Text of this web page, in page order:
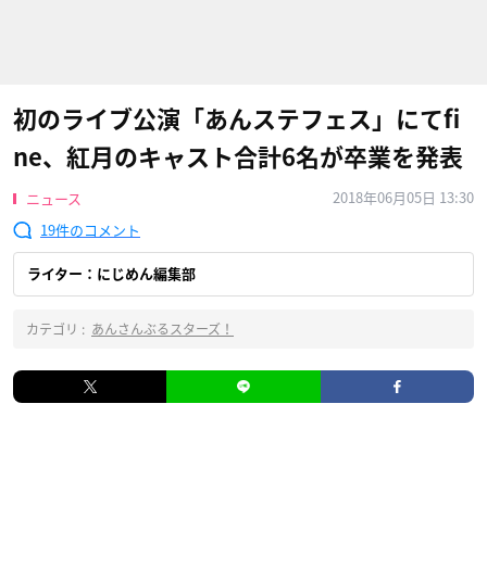
初のライブ公演「あんステフェス」にてfi
ne、紅月のキャスト合計6名が卒業を発表
ニュース
2018年06月05日 13:30
19
ライター：にじめん編集部
カテゴリ : あんさんぶるスターズ！